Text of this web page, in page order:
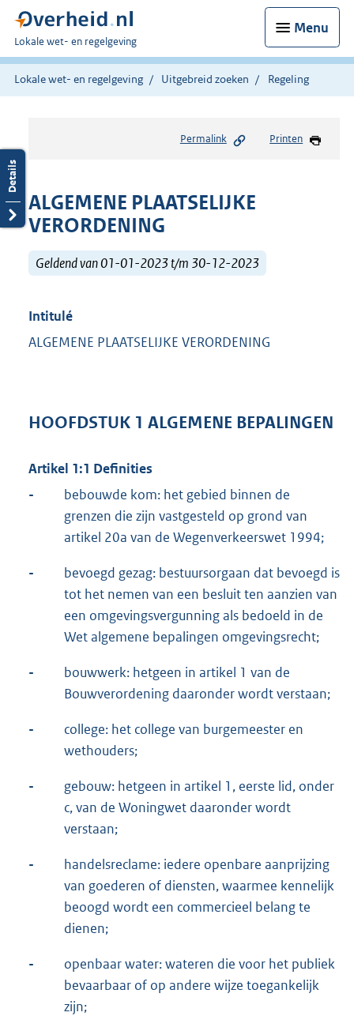
Menu
U
bent
hier:
Lokale wet- en regelgeving
Lokale wet- en regelgeving Uitgebreid zoeken Regeling
Permalink Printen
ALGEMENE PLAATSELIJKE
VERORDENING
Geldend van 01-01-2023 t/m 30-12-2023
Intitulé
ALGEMENE PLAATSELIJKE VERORDENING
HOOFDSTUK 1 ALGEMENE BEPALINGEN
Artikel 1:1 Definities
-
bebouwde kom: het gebied binnen de
grenzen die zijn vastgesteld op grond van
artikel 20a van de Wegenverkeerswet 1994;
-
bevoegd gezag: bestuursorgaan dat bevoegd is
tot het nemen van een besluit ten aanzien van
een omgevingsvergunning als bedoeld in de
Wet algemene bepalingen omgevingsrecht;
-
bouwwerk: hetgeen in artikel 1 van de
Bouwverordening daaronder wordt verstaan;
-
college: het college van burgemeester en
wethouders;
-
gebouw: hetgeen in artikel 1, eerste lid, onder
c, van de Woningwet daaronder wordt
verstaan;
-
handelsreclame: iedere openbare aanprijzing
van goederen of diensten, waarmee kennelijk
beoogd wordt een commercieel belang te
dienen;
-
openbaar water: wateren die voor het publiek
bevaarbaar of op andere wijze toegankelijk
zijn;